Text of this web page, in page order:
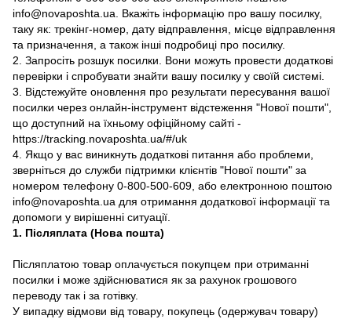
info@novaposhta.ua. Вкажіть інформацію про вашу посилку,
таку як: трекінг-номер, дату відправлення, місце відправлення
та призначення, а також інші подробиці про посилку.
2. Запросіть розшук посилки. Вони можуть провести додаткові
перевірки і спробувати знайти вашу посилку у своїй системі.
3. Відстежуйте оновлення про результати пересування вашої
посилки через онлайн-інструмент відстеження "Нової пошти",
що доступний на їхньому офіційному сайті -
https://tracking.novaposhta.ua/#/uk
4. Якщо у вас виникнуть додаткові питання або проблеми,
зверніться до служби підтримки клієнтів "Нової пошти" за
номером телефону 0-800-500-609, або електронною поштою
info@novaposhta.ua для отримання додаткової інформації та
допомоги у вирішенні ситуації.
1. Післяплата (Нова пошта)
Післяплатою товар оплачується покупцем при отриманні
посилки і може здійснюватися як за рахунок грошового
переводу так і за готівку.
У випадку відмови від товару, покупець (одержувач товару)